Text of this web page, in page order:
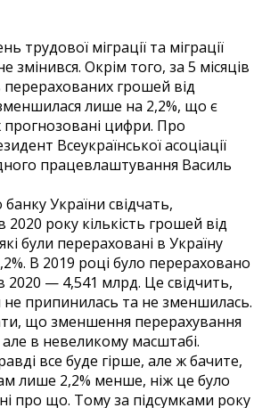
трудової міграції та міграції
Окрім того, за 5 місяців
перерахованих грошей від
лише на 2,2%, що є
цифри. Про
Всеукраїнської асоціації
працевлаштування Василь
України свідчать,
2020 року кількість грошей від
були перераховані в Україну
В 2019 році було перераховано
2020 — 4,541 млрд. Це свідчить,
не припинилась та не зменшилась.
що зменшення перерахування
в невеликому масштабі.
все буде гірше, але ж бачите,
лише 2,2% менше, ніж це було
про що. Тому за підсумками року